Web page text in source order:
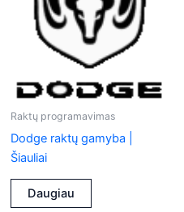
Raktų programavimas
Dodge raktų gamyba |
Šiauliai
Daugiau